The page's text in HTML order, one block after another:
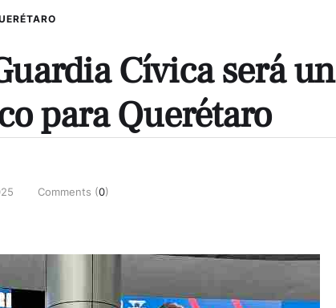
Cívica será un
para Querétaro
Comments (0)